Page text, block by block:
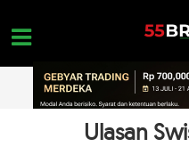
content
Ulasan